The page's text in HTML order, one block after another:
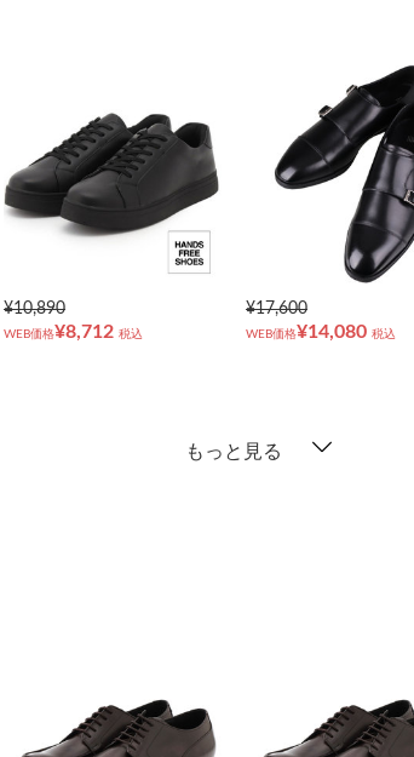
¥10,890
WEB価格¥8,712 税込
¥17,600
WEB価格¥14,080 税込
もっと見る